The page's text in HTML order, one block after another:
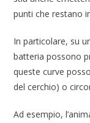
punti che restano
In particolare, su
batteria possono
queste curve
del cerchio) o
Ad esempio,